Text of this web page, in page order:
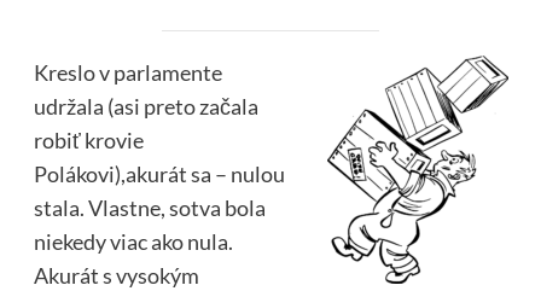
Kreslo v parlamente
udržala (asi preto začala
robiť krovie
Polákovi),akurát sa – nulou
stala. Vlastne, sotva bola
niekedy viac ako nula.
Akurát s vysokým